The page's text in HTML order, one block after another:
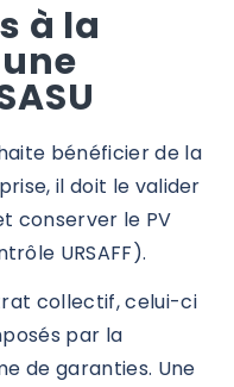
à la
bénéficier de la
il doit le valider
conserver le PV
URSAFF).
collectif, celui-ci
par la
de garanties. Une